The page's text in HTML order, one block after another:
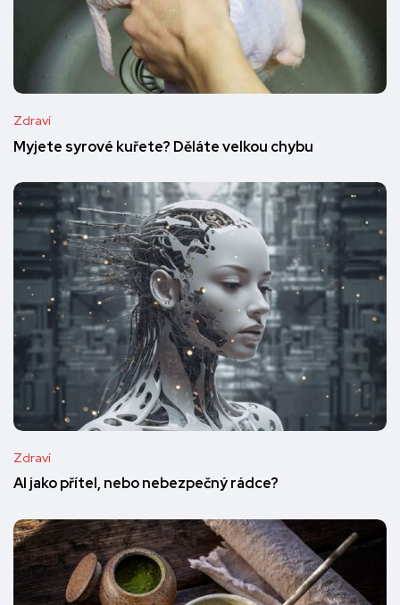
Zdraví
Myjete syrové kuřete? Děláte velkou chybu
Zdraví
AI jako přítel, nebo nebezpečný rádce?